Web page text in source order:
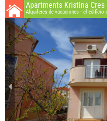
Apartments Kristina Cres
Alquileres de vacaciones - el edificio